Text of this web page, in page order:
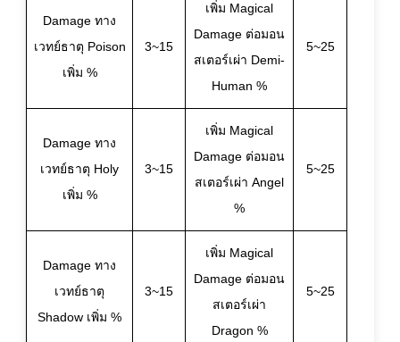
Damage ทาง
เวทย์ธาตุ Poison
เพิ่ม %
3~15
เพิ่ม Magical
Damage ต่อมอน
สเตอร์เผ่า Demi-
Human %
5~25
Damage ทาง
เวทย์ธาตุ Holy
เพิ่ม %
3~15
เพิ่ม Magical
Damage ต่อมอน
สเตอร์เผ่า Angel
%
5~25
Damage ทาง
เวทย์ธาตุ
Shadow เพิ่ม %
3~15
เพิ่ม Magical
Damage ต่อมอน
สเตอร์เผ่า
Dragon %
5~25